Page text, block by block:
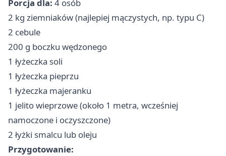
Porcja dla: 4 osób
2 kg ziemniaków (najlepiej mączystych, np. typu C)
2 cebule
200 g boczku wędzonego
1 łyżeczka soli
1 łyżeczka pieprzu
1 łyżeczka majeranku
1 jelito wieprzowe (około 1 metra, wcześniej
namoczone i oczyszczone)
2 łyżki smalcu lub oleju
Przygotowanie: